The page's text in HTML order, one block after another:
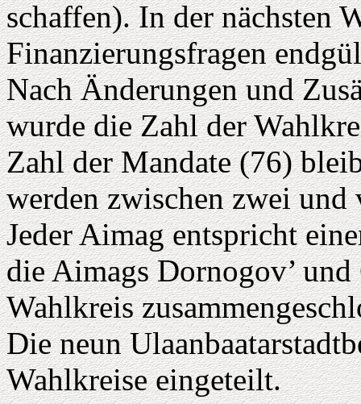
schaffen). In der nächsten
Finanzierungsfragen
Nach Änderungen und
wurde die Zahl der
Zahl der Mandate (76)
werden zwischen zwei und
Jeder Aimag entspricht
die Aimags Dornogov’
Wahlkreis
Die neun
Wahlkreise eingeteilt.